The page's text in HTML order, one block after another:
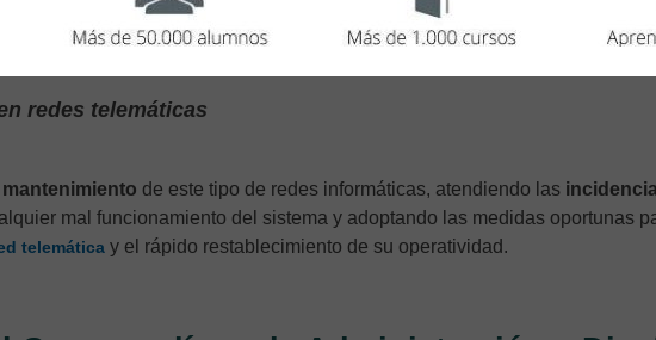
su planificación de capacidad, entre otros procesos.
redes telemáticas
mantenimiento de este tipo de redes informáticas, atendiendo las
mal funcionamiento del sistema y adoptando las medidas oportunas
telemática y el rápido restablecimiento de su operatividad.